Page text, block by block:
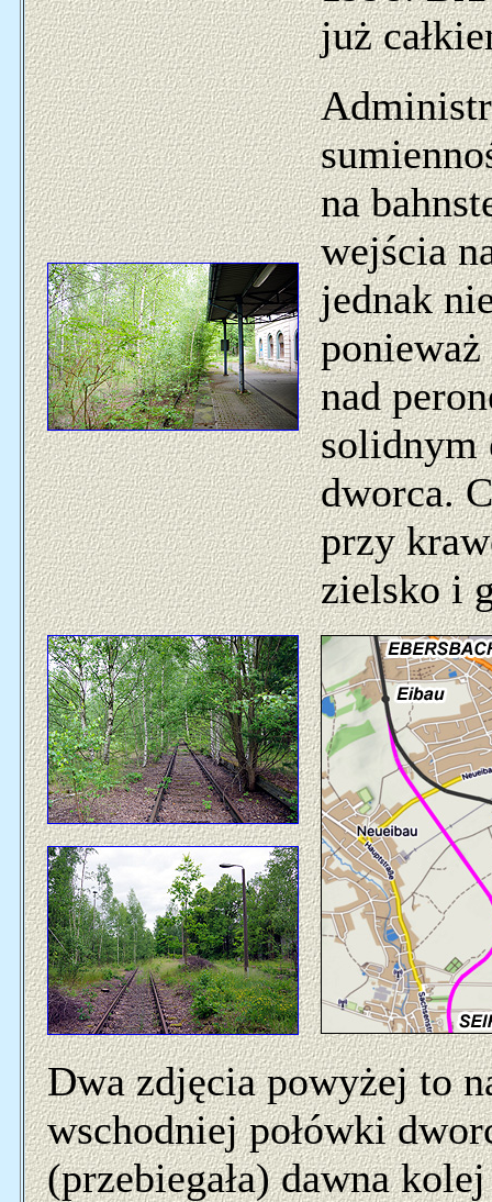
już
na
wejścia
jednak
ponieważ
nad
solidnym
dworca.
przy
zielsko i
Dwa zdjęcia powyżej to
wschodniej połówki
(przebiegała) dawna